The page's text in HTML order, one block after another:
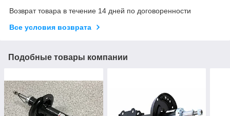
Возврат товара в течение 14 дней по договоренности
Все условия возврата
Подобные товары компании